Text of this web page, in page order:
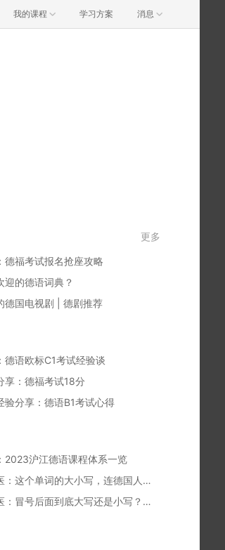
我的课程 学习方案 消息
更多
德福考试报名抢座攻略
迎的德语词典？
德国电视剧 | 德剧推荐
德语欧标C1考试经验谈
享：德福考试18分
验分享：德语B1考试心得
2023沪江德语课程体系一览
德语老中医：这个单词的大小写，连德国人都搞不清！
德语老中医：冒号后面到底大写还是小写？别再傻傻分不清！